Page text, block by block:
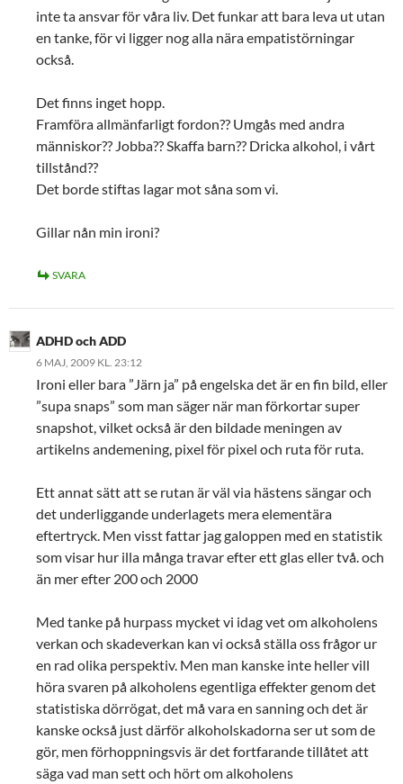
inte ta ansvar för våra liv. Det funkar att bara leva ut utan
en tanke, för vi ligger nog alla nära empatistörningar
också.
Det finns inget hopp.
Framföra allmänfarligt fordon?? Umgås med andra
människor?? Jobba?? Skaffa barn?? Dricka alkohol, i vårt
tillstånd??
Det borde stiftas lagar mot såna som vi.
Gillar nån min ironi?
SVARA
ADHD och ADD
6 MAJ, 2009 KL. 23:12
Ironi eller bara ”Järn ja” på engelska det är en fin bild, eller
”supa snaps” som man säger när man förkortar super
snapshot, vilket också är den bildade meningen av
artikelns andemening, pixel för pixel och ruta för ruta.
Ett annat sätt att se rutan är väl via hästens sängar och
det underliggande underlagets mera elementära
eftertryck. Men visst fattar jag galoppen med en statistik
som visar hur illa många travar efter ett glas eller två. och
än mer efter 200 och 2000
Med tanke på hurpass mycket vi idag vet om alkoholens
verkan och skadeverkan kan vi också ställa oss frågor ur
en rad olika perspektiv. Men man kanske inte heller vill
höra svaren på alkoholens egentliga effekter genom det
statistiska dörrögat, det må vara en sanning och det är
kanske också just därför alkoholskadorna ser ut som de
gör, men förhoppningsvis är det fortfarande tillåtet att
säga vad man sett och hört om alkoholens